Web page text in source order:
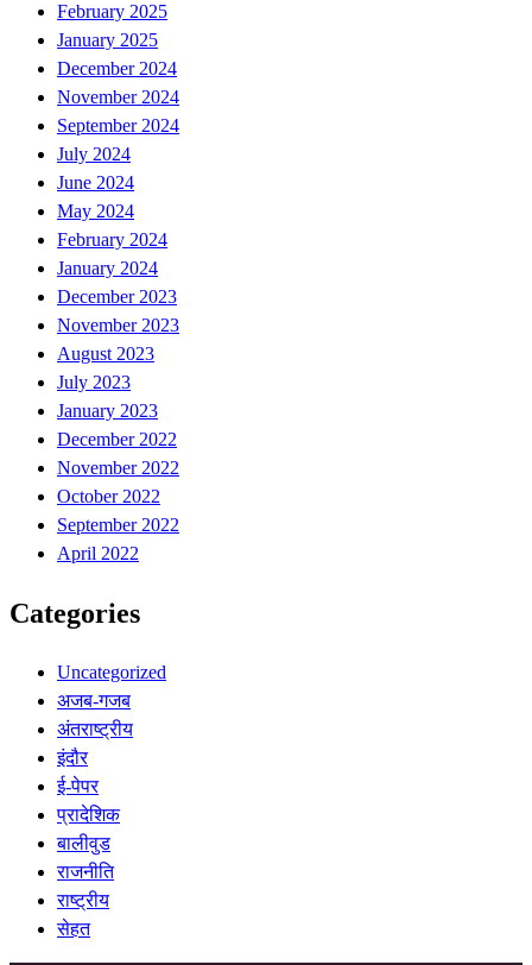
February 2025
January 2025
December 2024
November 2024
September 2024
July 2024
June 2024
May 2024
February 2024
January 2024
December 2023
November 2023
August 2023
July 2023
January 2023
December 2022
November 2022
October 2022
September 2022
April 2022
Categories
Uncategorized
अजब-गजब
अंतराष्ट्रीय
इंदौर
ई-पेपर
प्रादेशिक
बालीवुड
राजनीति
राष्ट्रीय
सेहत